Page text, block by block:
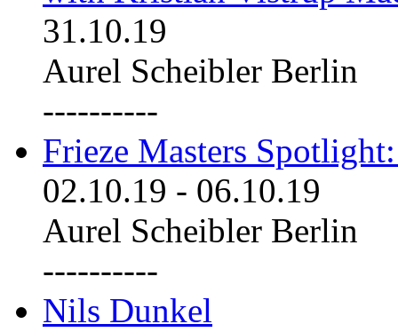
31.10.19
Aurel Scheibler Berlin
----------
Frieze Masters
02.10.19 - 06.10.19
Aurel Scheibler Berlin
----------
Nils Dunkel